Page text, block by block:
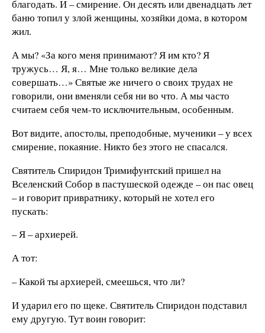
благодать. И – смирение. Он десять или двенадцать лет
баню топил у злой женщины, хозяйки дома, в котором
жил.
А мы? «За кого меня принимают? Я им кто? Я
тружусь… Я, я… Мне только великие дела
совершать…» Святые же ничего о своих трудах не
говорили, они вменяли себя ни во что. А мы часто
считаем себя чем-то исключительным, особенным.
Вот видите, апостолы, преподобные, мученики – у всех
смирение, покаяние. Никто без этого не спасался.
Святитель Спиридон Тримифунтский пришел на
Вселенский Собор в пастушеской одежде – он пас овец
– и говорит привратнику, который не хотел его
пускать:
– Я – архиерей.
А тот:
– Какой ты архиерей, смеешься, что ли?
И ударил его по щеке. Святитель Спиридон подставил
ему другую. Тут воин говорит: